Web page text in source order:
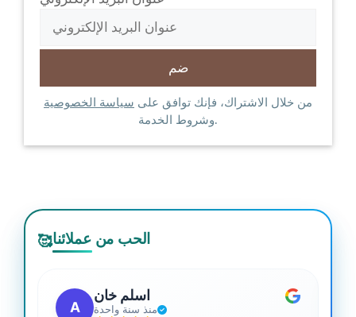
من خلال الاشتراك، فإنك توافق على سياسة الخصوصية
وشروط الخدمة.
🥰الحب من عملائنا
A
اسلم خان
منذ سنة واحدة